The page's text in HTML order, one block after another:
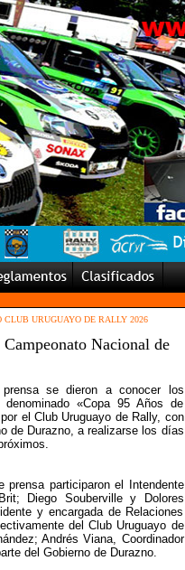
CLUB URUGUAYO DE RALLY 2026
Nacional de
se dieron a conocer los
«Copa 95 Años de
el Club Uruguayo de Rally, con
de Durazno, a realizarse los días
prensa participaron el Intendente
Diego Souberville y Dolores
y encargada de Relaciones
del Club Uruguayo de
Andrés Viana, Coordinador
del Gobierno de Durazno.